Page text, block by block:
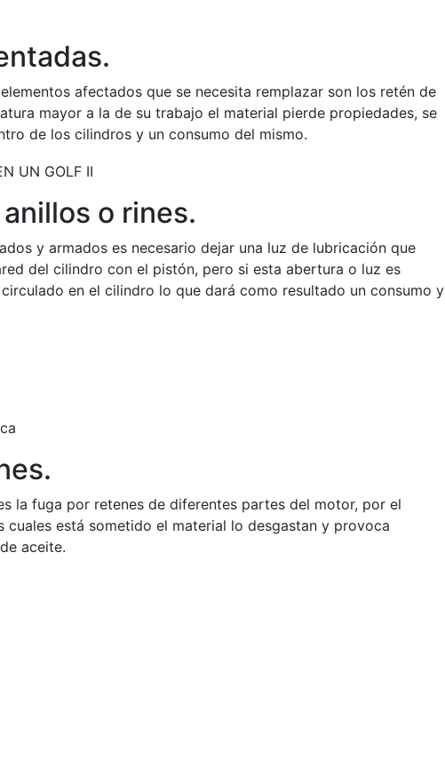
afectados que se necesita remplazar son los retén de
mayor a la de su trabajo el material pierde propiedades, se
de los cilindros y un consumo del mismo.
o rines.
y armados es necesario dejar una luz de lubricación que
del cilindro con el pistón, pero si esta abertura o luz es
en el cilindro lo que dará como resultado un consumo y
la fuga por retenes de diferentes partes del motor, por el
está sometido el material lo desgastan y provoca
aceite.